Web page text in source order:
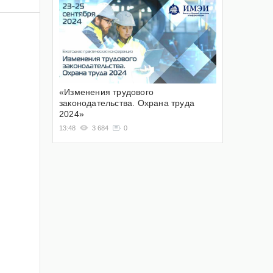
«Изменения трудового
законодательства. Охрана труда
2024»
13:48 3 684 0